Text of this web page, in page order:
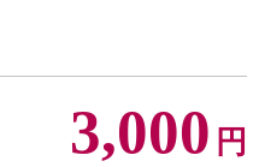
3,000 円